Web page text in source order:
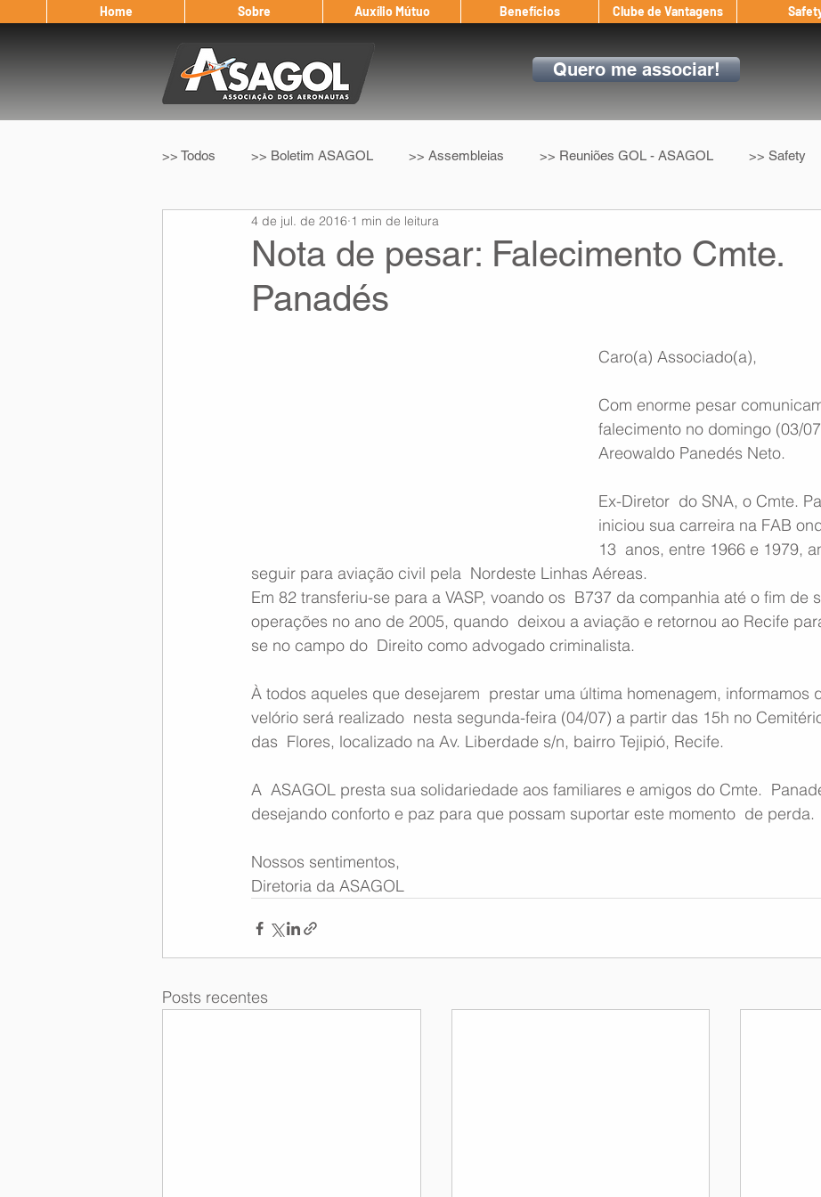
Home Sobre Auxílio Mútuo Benefícios Clube de Vantagens
Quero me associar!
>> Todos >> Boletim ASAGOL >> Assembleias >> Reuniões GOL - ASAGOL >> Safety
>> Legislação >> IFALPA >> Convenção Coletiva
Eleição ASAGOL Safety Window
Teste ICAO Fadigômetro
Nota de pesar: Falecimento Cmte.
Panadés
4 de jul. de 2016 1 min de leitura
Caro(a) Associado(a),
Com enorme pesar
falecimento no domingo (03/
Areowaldo Panedés Neto.
Ex-Diretor  do SNA, o Cmte.
iniciou sua carreira na FAB
13  anos, entre 1966 e 1979,
seguir para aviação civil pela  Nordeste Linhas Aéreas.
Em 82 transferiu-se para a VASP, voando os  B737 da companhia até o fim de
operações no ano de 2005, quando  deixou a aviação e retornou ao Recife
se no campo do  Direito como advogado criminalista.
À todos aqueles que desejarem  prestar uma última homenagem, informamos
velório será realizado  nesta segunda-feira (04/07) a partir das 15h no
das  Flores, localizado na Av. Liberdade s/n, bairro Tejipió, Recife.
A  ASAGOL presta sua solidariedade aos familiares e amigos do Cmte.
desejando conforto e paz para que possam suportar este momento  de perda.
Nossos sentimentos,
Diretoria da ASAGOL
Posts recentes